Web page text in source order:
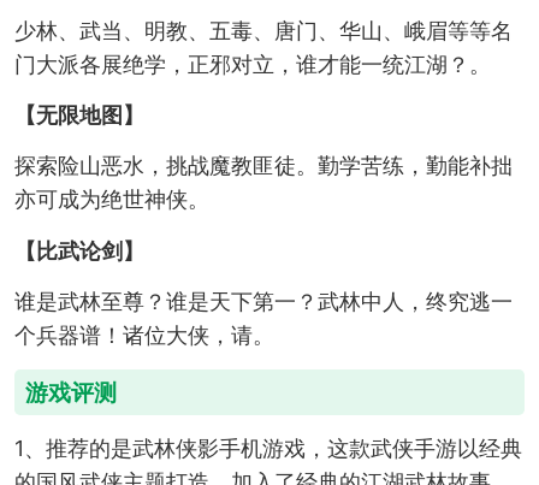
少林、武当、明教、五毒、唐门、华山、峨眉等等名
门大派各展绝学，正邪对立，谁才能一统江湖？。
【无限地图】
探索险山恶水，挑战魔教匪徒。勤学苦练，勤能补拙
亦可成为绝世神侠。
【比武论剑】
谁是武林至尊？谁是天下第一？武林中人，终究逃一
个兵器谱！诸位大侠，请。
游戏评测
1、推荐的是武林侠影手机游戏，这款武侠手游以经典